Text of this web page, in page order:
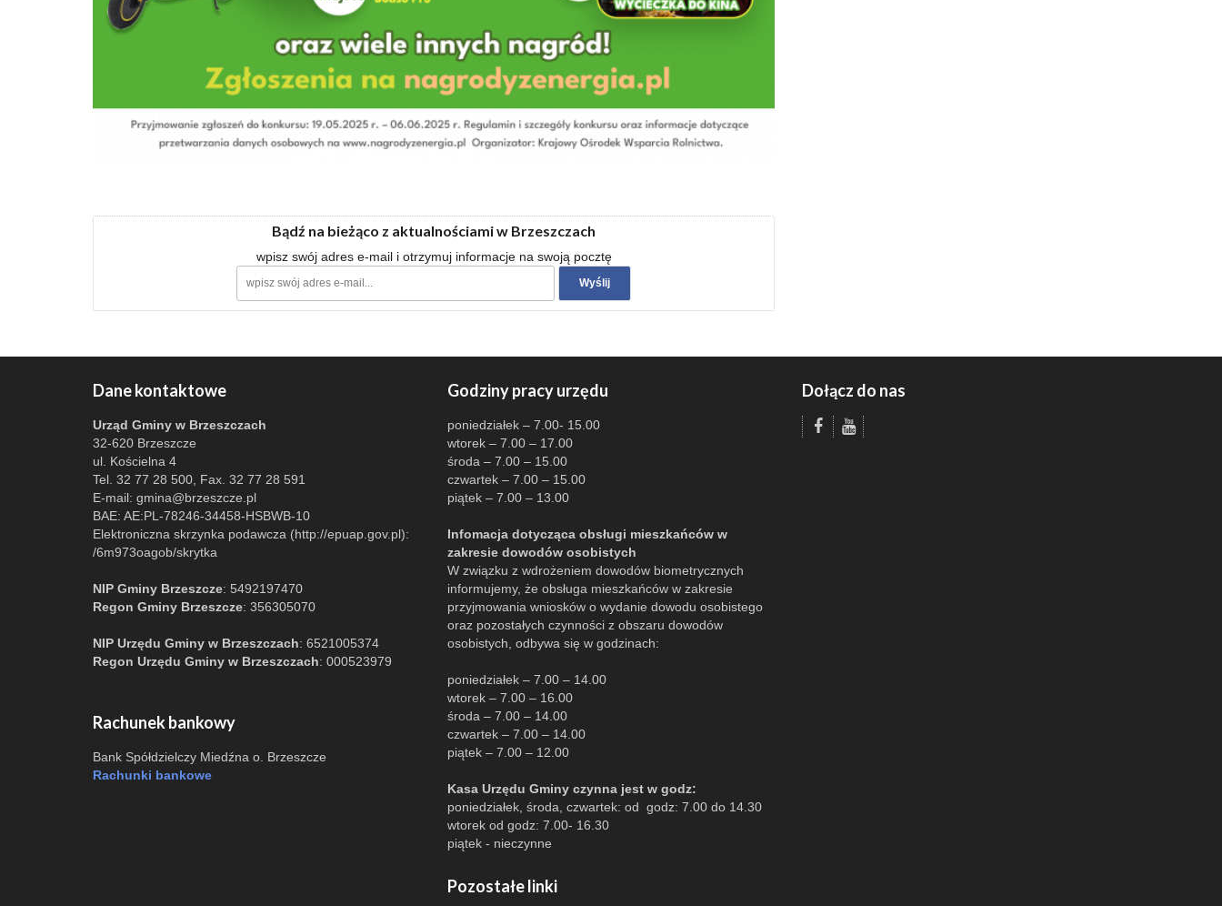
Bądź na bieżąco z aktualnościami w Brzeszczach
wpisz swój adres e-mail i otrzymuj informacje na swoją pocztę
Dane kontaktowe
Urząd Gminy w Brzeszczach
32-620 Brzeszcze
ul. Kościelna 4
Tel. 32 77 28 500, Fax. 32 77 28 591
E-mail: gmina@brzeszcze.pl
BAE: AE:PL-78246-34458-HSBWB-10
Elektroniczna skrzynka podawcza (http://epuap.gov.pl):
/6m973oagob/skrytka
NIP Gminy Brzeszcze: 5492197470
Regon Gminy Brzeszcze: 356305070
NIP Urzędu Gminy w Brzeszczach: 6521005374
Regon Urzędu Gminy w Brzeszczach: 000523979
Rachunek bankowy
Bank Spółdzielczy Miedźna o. Brzeszcze
Rachunki bankowe
Godziny pracy urzędu
poniedziałek – 7.00- 15.00
wtorek – 7.00 – 17.00
środa – 7.00 – 15.00
czwartek – 7.00 – 15.00
piątek – 7.00 – 13.00
Infomacja dotycząca obsługi mieszkańców w
zakresie dowodów osobistych
W związku z wdrożeniem dowodów biometrycznych
informujemy, że obsługa mieszkańców w zakresie
przyjmowania wniosków o wydanie dowodu osobistego
oraz pozostałych czynności z obszaru dowodów
osobistych, odbywa się w godzinach:
poniedziałek – 7.00 – 14.00
wtorek – 7.00 – 16.00
środa – 7.00 – 14.00
czwartek – 7.00 – 14.00
piątek – 7.00 – 12.00
Kasa Urzędu Gminy czynna jest w godz:
poniedziałek, środa, czwartek: od godz: 7.00 do 14.30
wtorek od godz: 7.00- 16.30
piątek - nieczynne
Pozostałe linki
Dołącz do nas